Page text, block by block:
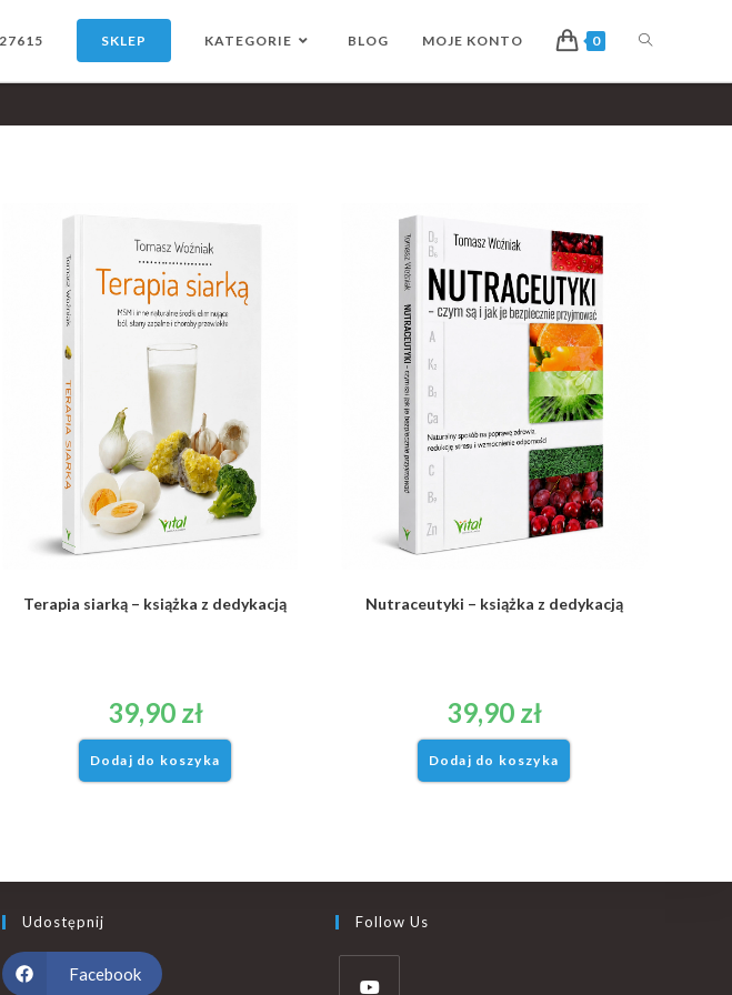
SKLEP KATEGORIE BLOG MOJE KONTO 0
Terapia siarką – książka z dedykacją
39,90 zł
Dodaj do koszyka
Nutraceutyki – książka z dedykacją
39,90 zł
Dodaj do koszyka
Udostępnij
Facebook
Follow Us